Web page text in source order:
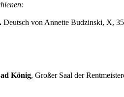
Deutsch von Annette Budzinski, X,
König, Großer Saal der